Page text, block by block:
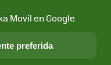
APLICACIONES
Movil en Google
preferida